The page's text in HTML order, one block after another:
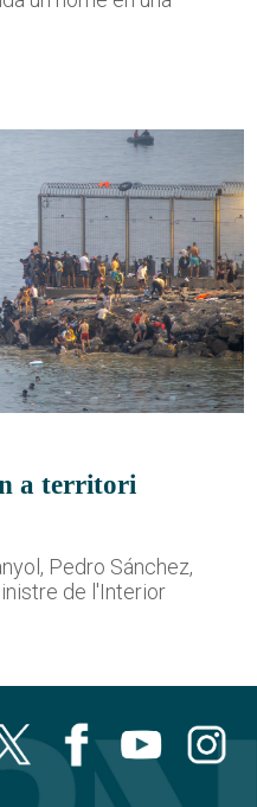
a territori
Pedro Sánchez,
de l'Interior